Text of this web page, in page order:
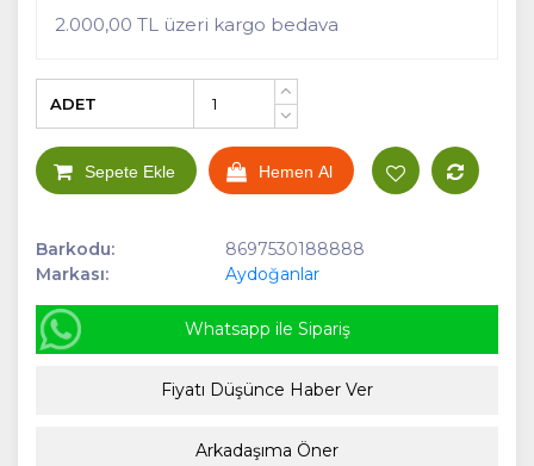
2.000,00 TL üzeri kargo bedava
+
ADET
Sepete Ekle Hemen Al
Barkodu:
8697530188888
Markası:
Aydoğanlar
Whatsapp ile Sipariş
Fiyatı Düşünce Haber Ver
Arkadaşıma Öner